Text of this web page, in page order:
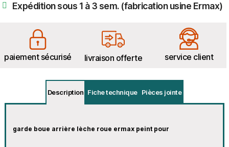
Expédition sous 1 à 3 sem. (fabrication usine Ermax)
paiement sécurisé livraison offerte service client
Description Fiche technique Pièces jointe
garde boue arrière lèche roue ermax peint pour